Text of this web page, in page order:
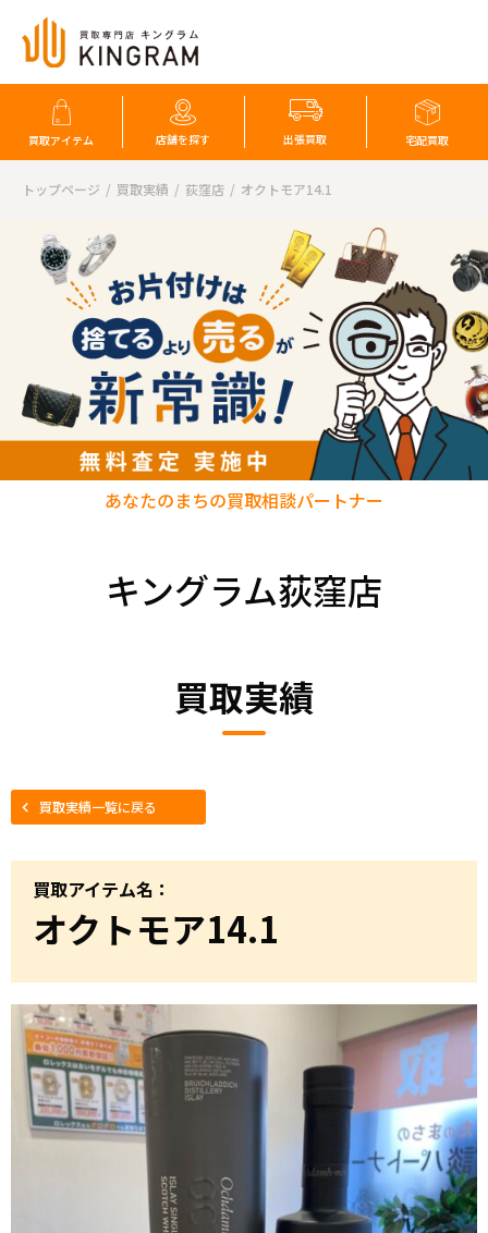
買取アイテム 店舗を探す 出張買取 宅配買取
トップページ 買取実績 荻窪店 オクトモア14.1
キングラム荻窪店
あなたのまちの買取相談パートナー
買取実績
買取実績一覧に戻る
買取アイテム名：
オクトモア14.1